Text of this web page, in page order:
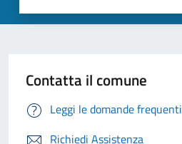
Contatta il comune
Leggi le domande frequenti
Richiedi Assistenza